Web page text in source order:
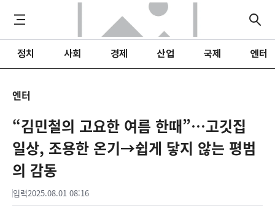
정치 사회 경제 산업 국제 엔터
엔터
“김민철의 고요한 여름 한때”…고깃집
일상, 조용한 온기→쉽게 닿지 않는 평범
의 감동
입력2025.08.01 08:16